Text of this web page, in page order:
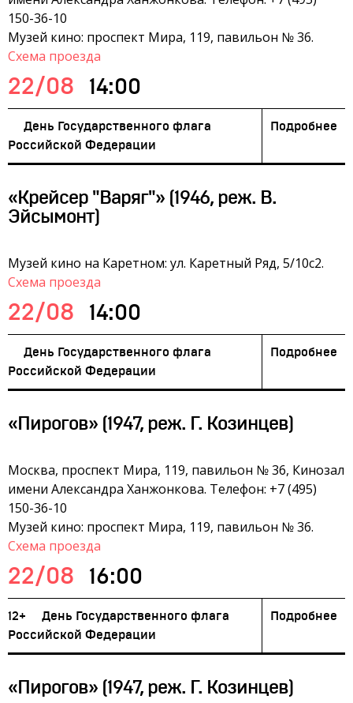
150-36-10
Музей кино: проспект Мира, 119, павильон № 36.
Схема проезда
22/08 14:00
День Государственного флага
Российской Федерации
Подробнее
«Крейсер "Варяг"» (1946, реж. В.
Эйсымонт)
Музей кино на Каретном: ул. Каретный Ряд, 5/10с2.
Схема проезда
22/08 14:00
День Государственного флага
Российской Федерации
Подробнее
«Пирогов» (1947, реж. Г. Козинцев)
Москва, проспект Мира, 119, павильон № 36, Кинозал
имени Александра Ханжонкова. Телефон: +7 (495)
150-36-10
Музей кино: проспект Мира, 119, павильон № 36.
Схема проезда
22/08 16:00
12+
День Государственного флага
Российской Федерации
Подробнее
«Пирогов» (1947, реж. Г. Козинцев)